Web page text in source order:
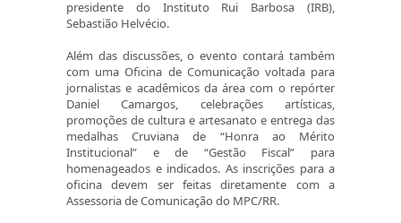
presidente do Instituto Rui Barbosa (IRB),
Sebastião Helvécio.
Além das discussões, o evento contará também
com uma Oficina de Comunicação voltada para
jornalistas e acadêmicos da área com o repórter
Daniel Camargos, celebrações artísticas,
promoções de cultura e artesanato e entrega das
medalhas Cruviana de “Honra ao Mérito
Institucional” e de “Gestão Fiscal” para
homenageados e indicados. As inscrições para a
oficina devem ser feitas diretamente com a
Assessoria de Comunicação do MPC/RR.